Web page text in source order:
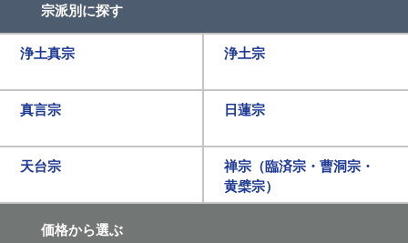
宗派別に探す
浄土真宗 浄土宗
真言宗 日蓮宗
天台宗
禅宗（臨済宗・曹洞宗・
黄檗宗）
価格から選ぶ